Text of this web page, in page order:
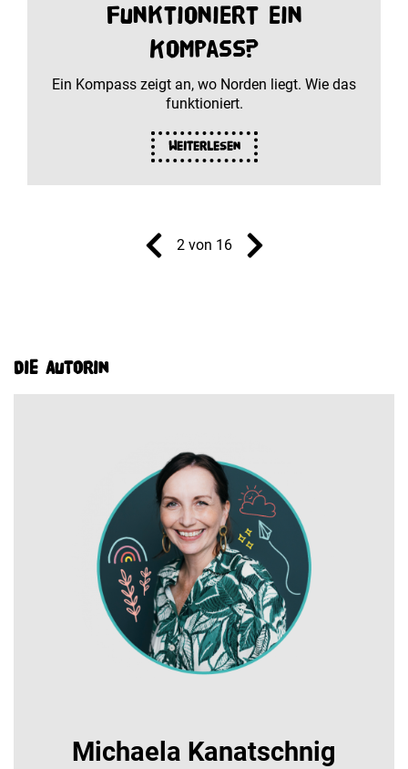
funktioniert ein
Kompass?
Ein Kompass zeigt an, wo Norden liegt. Wie das
funktioniert.
Weiterlesen
2 von 16
Die Autorin
Michaela Kanatschnig